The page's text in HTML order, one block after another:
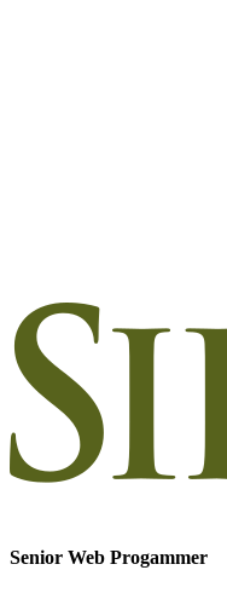
Senior Web Progammer